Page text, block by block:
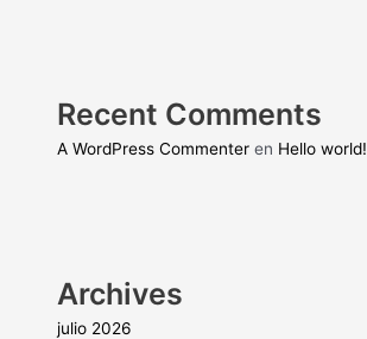
Recent Comments
A WordPress Commenter en Hello world!
Archives
julio 2026